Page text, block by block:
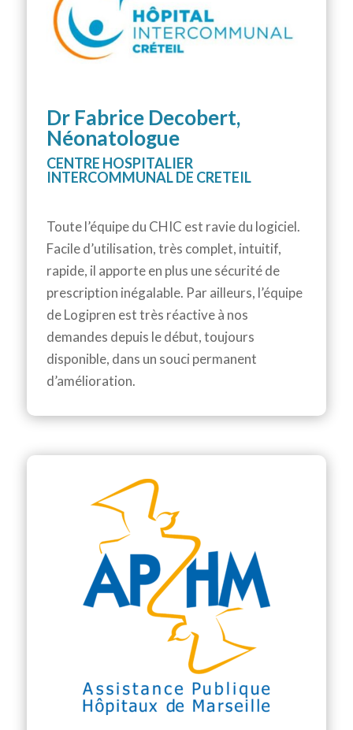
Dr Fabrice Decobert,
Néonatologue
CENTRE HOSPITALIER
INTERCOMMUNAL DE CRETEIL
Toute l’équipe du CHIC est ravie du logiciel.
Facile d’utilisation, très complet, intuitif,
rapide, il apporte en plus une sécurité de
prescription inégalable. Par ailleurs, l’équipe
de Logipren est très réactive à nos
demandes depuis le début, toujours
disponible, dans un souci permanent
d’amélioration.